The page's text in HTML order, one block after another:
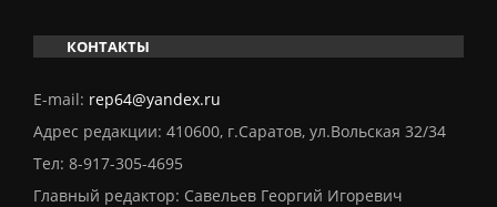
КОНТАКТЫ
E-mail: rep64@yandex.ru
Адрес редакции: 410600, г.Саратов, ул.Вольская 32/34
Тел: 8-917-305-4695
Главный редактор: Савельев Георгий Игоревич